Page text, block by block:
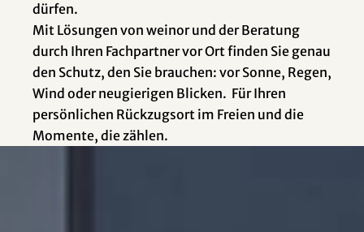
dürfen.
Mit Lösungen von weinor und der Beratung
durch Ihren Fachpartner vor Ort finden Sie genau
den Schutz, den Sie brauchen: vor Sonne, Regen,
Wind oder neugierigen Blicken. Für Ihren
persönlichen Rückzugsort im Freien und die
Momente, die zählen.